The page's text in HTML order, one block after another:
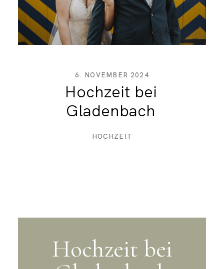
6. NOVEMBER 2024
Hochzeit bei
Gladenbach
HOCHZEIT
MEHR